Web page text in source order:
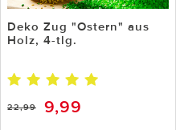
Deko Zug "Ostern" aus
Holz, 4-tlg.
22,99 9,99